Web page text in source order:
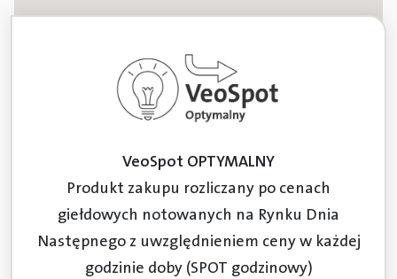
VeoSpot OPTYMALNY
Produkt zakupu rozliczany po cenach
giełdowych notowanych na Rynku Dnia
Następnego z uwzględnieniem ceny w każdej
godzinie doby (SPOT godzinowy)